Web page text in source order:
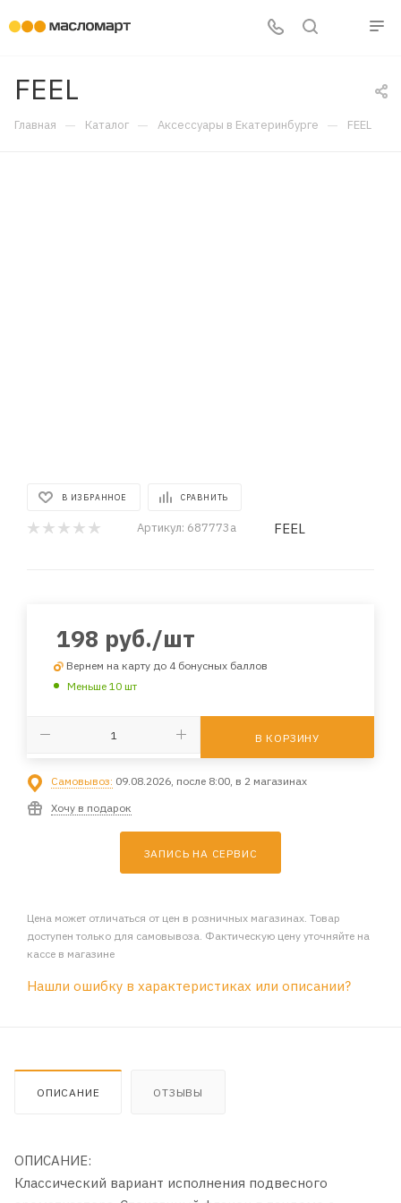
FEEL
Главная — Каталог — Аксессуары в Екатеринбурге — FEEL
В ИЗБРАННОЕ СРАВНИТЬ
Артикул: 687773a FEEL
198 руб./шт
Вернем на карту до 4 бонусных баллов
Меньше 10 шт
В КОРЗИНУ
Самовывоз: 09.08.2026, после 8:00, в 2 магазинах
Хочу в подарок
ЗАПИСЬ НА СЕРВИС
Цена может отличаться от цен в розничных магазинах. Товар
доступен только для самовывоза. Фактическую цену уточняйте на
кассе в магазине
Нашли ошибку в характеристиках или описании?
ОПИСАНИЕ ОТЗЫВЫ
ОПИСАНИЕ:
Классический вариант исполнения подвесного